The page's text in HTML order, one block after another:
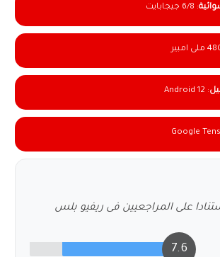
: 6/8 جيجابايت
امبير
:
Android 12
Google
على المراجعيين فى ريفيو بلس
7.6